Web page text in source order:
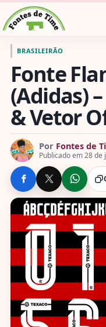
Pular para o conteúdo
Ir para a página inicial
BRASILEIRÃO
Fonte
(Adidas)
& Vetor
Por Fontes de
Publicado em 28 de
COMPARTILHE